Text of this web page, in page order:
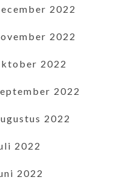
2022
2022
2022
2022
2022
2022
2022